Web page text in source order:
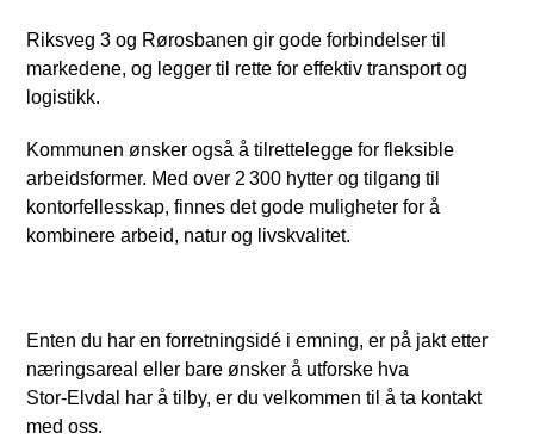
Riksveg 3 og Rørosbanen gir gode forbindelser til
markedene, og legger til rette for effektiv transport og
logistikk.
Kommunen ønsker også å tilrettelegge for fleksible
arbeidsformer. Med over 2 300 hytter og tilgang til
kontorfellesskap, finnes det gode muligheter for å
kombinere arbeid, natur og livskvalitet.
Enten du har en forretningsidé i emning, er på jakt etter
næringsareal eller bare ønsker å utforske hva
Stor‑Elvdal har å tilby, er du velkommen til å ta kontakt
med oss.